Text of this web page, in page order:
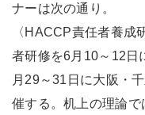
ナーは次の通り。
〈HACCP責任者養
者研修を6月10～12日
月29～31日に大阪・
催する。机上の理論